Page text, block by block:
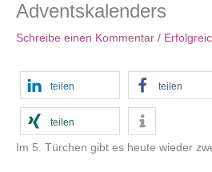
Adventskalenders
Schreibe einen Kommentar /
teilen teilen
teilen
Im 5. Türchen gibt es heute wieder